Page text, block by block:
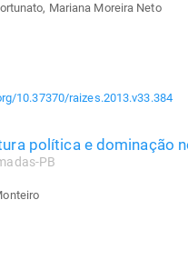
Mariana Moreira Neto
10.37370/raizes.2013.v33.384
política e dominação
PB